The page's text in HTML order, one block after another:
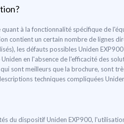
à la fonctionnalité spécifique de
contient un certain nombre de lignes
les défauts possibles Uniden
en l'absence de l'efficacité des
sont meilleurs que la brochure, sont
techniques compliquées
du dispositif Uniden EXP900,